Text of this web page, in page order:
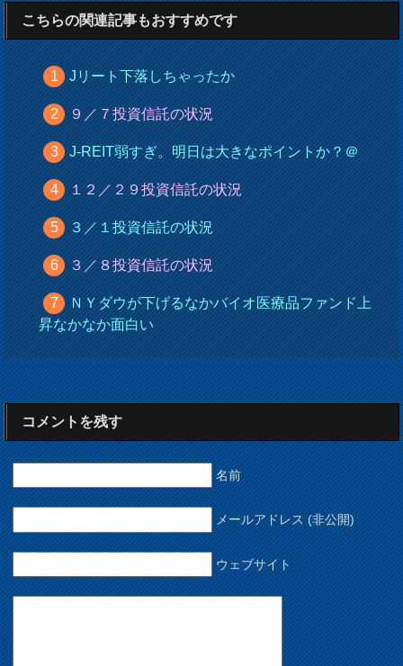
こちらの関連記事もおすすめです
Jリート下落しちゃったか
９／７投資信託の状況
J-REIT弱すぎ。明日は大きなポイントか？＠
１２／２９投資信託の状況
３／１投資信託の状況
３／８投資信託の状況
ＮＹダウが下げるなかバイオ医療品ファンド上
昇なかなか面白い
コメントを残す
名前
メールアドレス (非公開)
ウェブサイト